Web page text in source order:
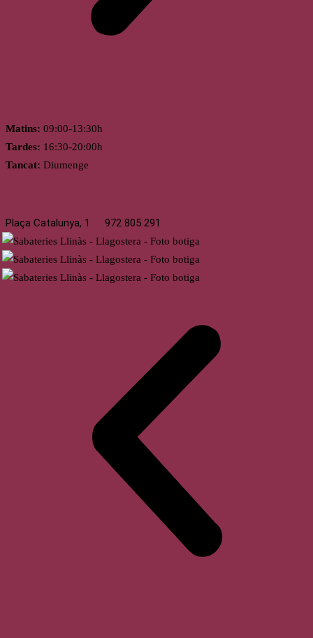
Matins: 09:00-13:30h
Tardes: 16:30-20:00h
Tancat: Diumenge
Plaça Catalunya, 1 972 805 291